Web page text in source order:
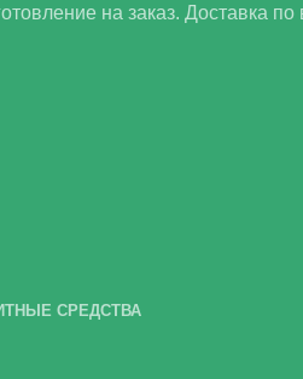
на заказ. Доставка по
СРЕДСТВА